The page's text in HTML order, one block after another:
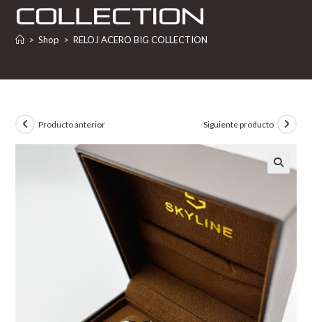
COLLECTION
> Shop > RELOJ ACERO BIG COLLECTION
Producto anterior Siguiente producto